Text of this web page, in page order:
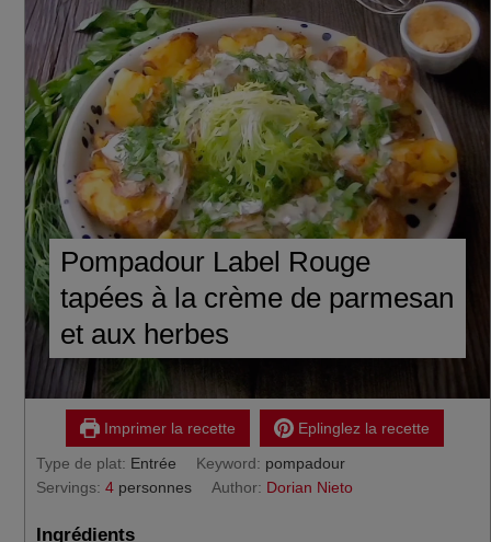
Pompadour Label Rouge
tapées à la crème de parmesan
et aux herbes
Imprimer la recette
Eplinglez la recette
Type de plat: Entrée Keyword: pompadour
Servings:4 personnes Author: Dorian Nieto
Ingrédients